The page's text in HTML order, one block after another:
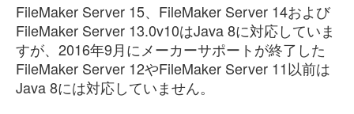
FileMaker Server 15、FileMaker Server 14および
FileMaker Server 13.0v10はJava 8に対応していま
すが、2016年9月にメーカーサポートが終了した
FileMaker Server 12やFileMaker Server 11以前は
Java 8には対応していません。